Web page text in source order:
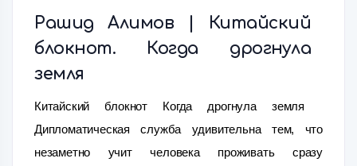
Рашид Алимов | Китайский
блокнот. Когда дрогнула
земля
Китайский блокнот Когда дрогнула земля
Дипломатическая служба удивительна тем, что
незаметно учит человека проживать сразу